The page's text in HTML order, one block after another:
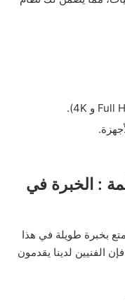
: الخبرة في
بخبرة طويلة في هذا
الفنيين لدينا يقدمون